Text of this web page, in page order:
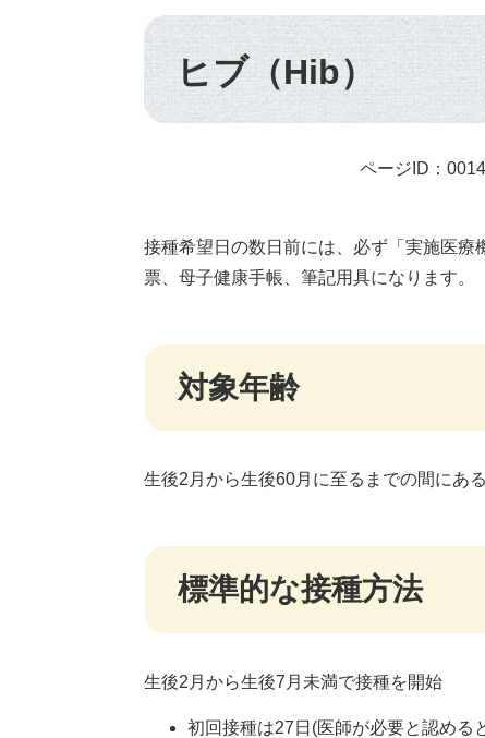
本
ヒブ（Hib）
ページID：
接種希望日の数日前には、必ず「実施医
票、母子健康手帳、筆記用具になります。
対象年齢
生後2月から生後60月に至るまでの間にあ
標準的な接種方法
生後2月から生後7月未満で接種を開始
初回接種は27日(医師が必要と認める